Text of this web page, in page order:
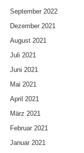
September 2022
Dezember 2021
August 2021
Juli 2021
Juni 2021
Mai 2021
April 2021
März 2021
Februar 2021
Januar 2021